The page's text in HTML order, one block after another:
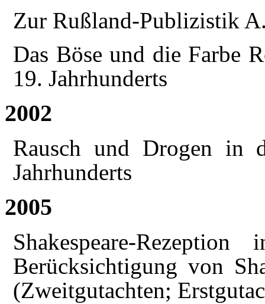
Zur Rußland-Publizistik
Das Böse und die Farbe
19. Jahrhunderts
2002
Rausch und Drogen in
Jahrhunderts
2005
Shakespeare-
Berücksichtigung von
(Zweitgutachten;